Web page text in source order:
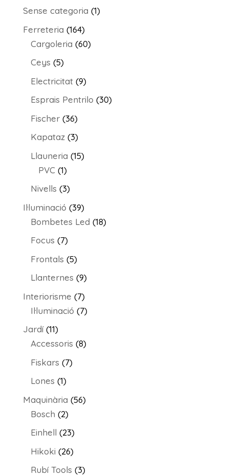
Sense categoria 11
Ferreteria 164164
productes
Cargoleria 6060
Ceys 55
productes
Electricitat 99
productes
Esprais Pentrilo 3030
Fischer 3636
productes
Kapataz 33
productes
Llauneria 1515
PVC 11
producte
Nivells 33
productes
Il·luminació 3939
productes
Bombetes Led 1818
Focus 77
productes
Frontals 55
productes
Llanternes 99
Interiorisme 77
productes
Il·luminació 77
Jardí 1111
productes
Accessoris 88
Fiskars 77
Lones 11
producte
Maquinària 5656
Bosch 22
productes
Einhell 2323
productes
Hikoki 2626
productes
Rubí Tools 33